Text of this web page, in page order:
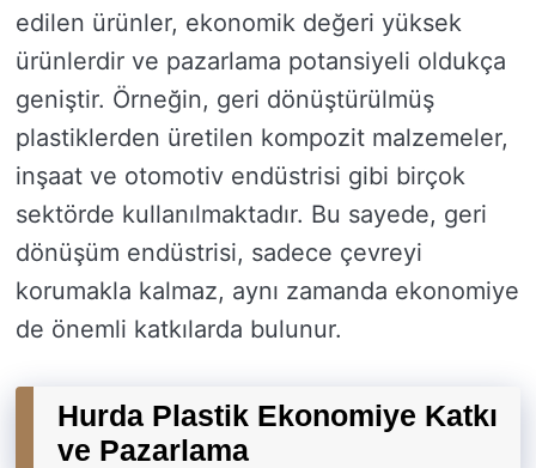
edilen ürünler, ekonomik değeri yüksek
ürünlerdir ve pazarlama potansiyeli oldukça
geniştir. Örneğin, geri dönüştürülmüş
plastiklerden üretilen kompozit malzemeler,
inşaat ve otomotiv endüstrisi gibi birçok
sektörde kullanılmaktadır. Bu sayede, geri
dönüşüm endüstrisi, sadece çevreyi
korumakla kalmaz, aynı zamanda ekonomiye
de önemli katkılarda bulunur.
Hurda Plastik Ekonomiye Katkı
ve Pazarlama